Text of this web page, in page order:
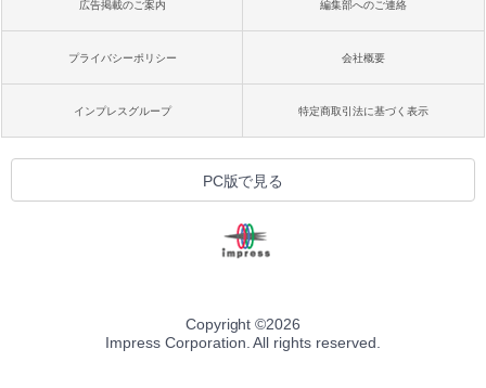
広告掲載のご案内 編集部へのご連絡
プライバシーポリシー 会社概要
インプレスグループ 特定商取引法に基づく表示
PC版で見る
Copyright ©2026
Impress Corporation. All rights reserved.